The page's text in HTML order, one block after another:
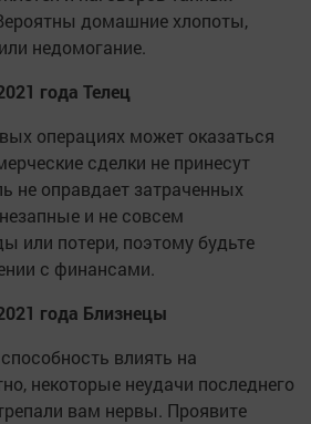
домашние хлопоты,
недомогание.
года Телец
операциях может оказаться
сделки не принесут
не оправдает затраченных
и не совсем
или потери, поэтому будьте
с финансами.
года Близнецы
влиять на
некоторые неудачи последнего
вам нервы. Проявите